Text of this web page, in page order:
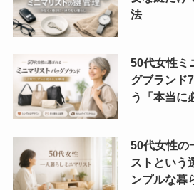
法
50代女性ミ
グブランド
う「本当に
50代女性の
ストという
ンプルな暮